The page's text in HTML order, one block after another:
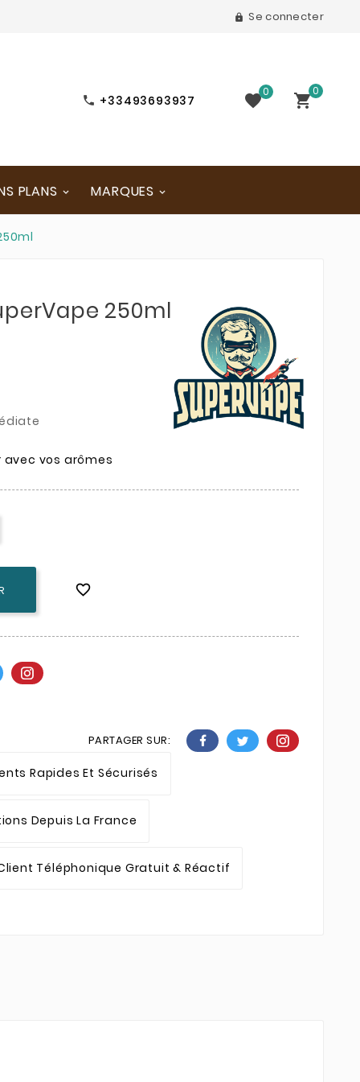
 Se connecter
 +33493693937 0 
0
PLANS MARQUES
250ml
avec vos arômes

PARTAGER SUR:
Rapides Et Sécurisés
Depuis La France
Téléphonique Gratuit & Réactif